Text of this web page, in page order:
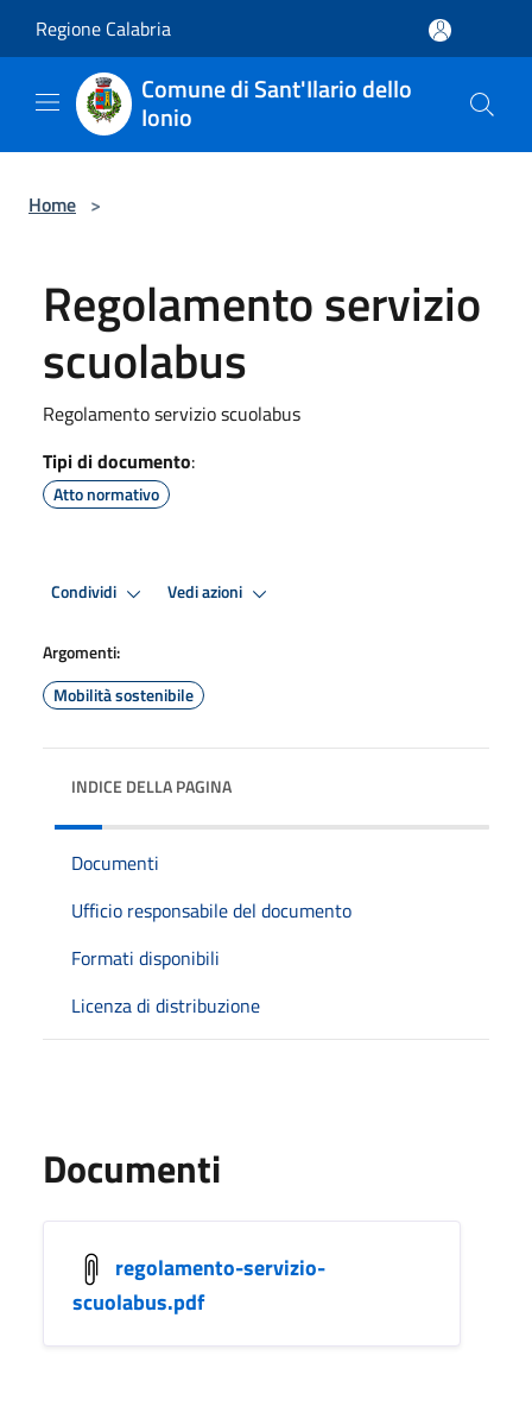
Regione Calabria
Comune di Sant'Ilario dello
Ionio
Home >
Regolamento servizio
scuolabus
Regolamento servizio scuolabus
Tipi di documento:
Atto normativo
Condividi Vedi azioni
Argomenti:
Mobilità sostenibile
INDICE DELLA PAGINA
Documenti
Ufficio responsabile del documento
Formati disponibili
Licenza di distribuzione
Documenti
regolamento-servizio-
scuolabus.pdf